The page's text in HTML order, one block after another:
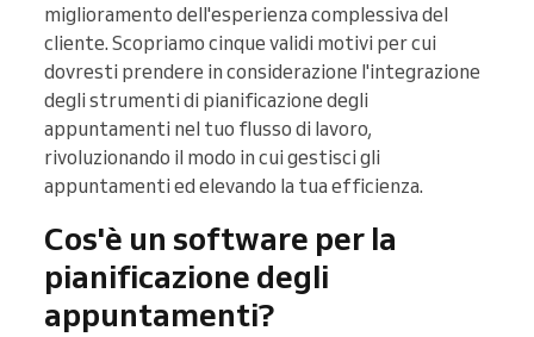
miglioramento dell'esperienza complessiva del
cliente. Scopriamo cinque validi motivi per cui
dovresti prendere in considerazione l'integrazione
degli strumenti di pianificazione degli
appuntamenti nel tuo flusso di lavoro,
rivoluzionando il modo in cui gestisci gli
appuntamenti ed elevando la tua efficienza.
Cos'è un software per la
pianificazione degli
appuntamenti?